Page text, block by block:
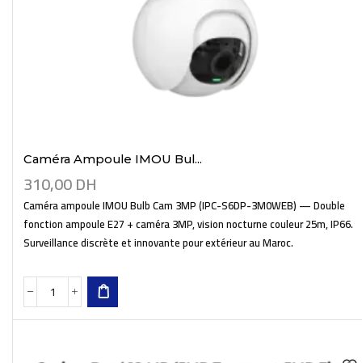
Caméra Ampoule IMOU Bul...
310,00DH
Caméra ampoule IMOU Bulb Cam 3MP (IPC-S6DP-3M0WEB) — Double
fonction ampoule E27 + caméra 3MP, vision nocturne couleur 25m, IP66.
Surveillance discrète et innovante pour extérieur au Maroc.